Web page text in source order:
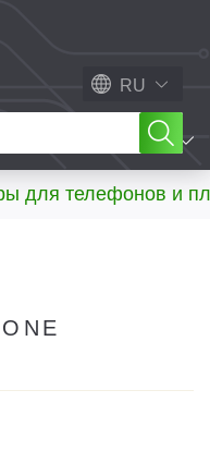
RU
МЕНЮ
для телефонов и